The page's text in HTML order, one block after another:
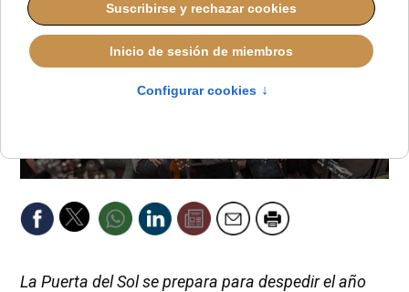
La Puerta del Sol se prepara para despedir el año